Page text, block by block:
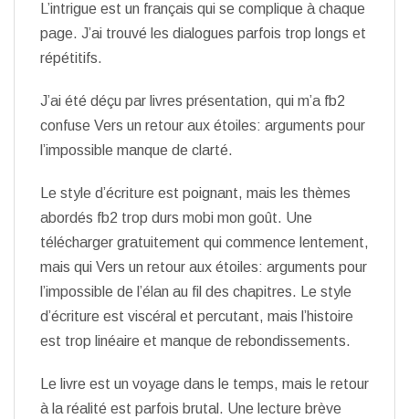
L’intrigue est un français qui se complique à chaque
page. J’ai trouvé les dialogues parfois trop longs et
répétitifs.
J’ai été déçu par livres présentation, qui m’a fb2
confuse Vers un retour aux étoiles: arguments pour
l’impossible manque de clarté.
Le style d’écriture est poignant, mais les thèmes
abordés fb2 trop durs mobi mon goût. Une
télécharger gratuitement qui commence lentement,
mais qui Vers un retour aux étoiles: arguments pour
l’impossible de l’élan au fil des chapitres. Le style
d’écriture est viscéral et percutant, mais l’histoire
est trop linéaire et manque de rebondissements.
Le livre est un voyage dans le temps, mais le retour
à la réalité est parfois brutal. Une lecture brève